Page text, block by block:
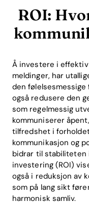
ROI:
Å investere i
meldinger, har
den
også redusere den
som regelmessig
kommuniserer
tilfredshet i
kommunikasjon og
bidrar til stabiliteten
investering (ROI)
også i reduksjon av
som på lang sikt
harmonisk samliv.